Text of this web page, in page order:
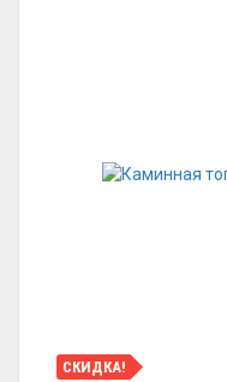
СКИДКА!